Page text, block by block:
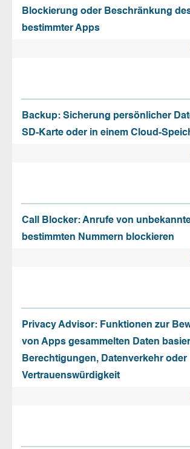
Blockierung oder Beschränkung
bestimmter Apps
Backup: Sicherung persönlicher
SD-Karte oder in einem Cloud-
Call Blocker: Anrufe von
bestimmten Nummern blockieren
Privacy Advisor: Funktionen zur
von Apps gesammelten Daten
Berechtigungen, Datenverkehr oder
Vertrauenswürdigkeit